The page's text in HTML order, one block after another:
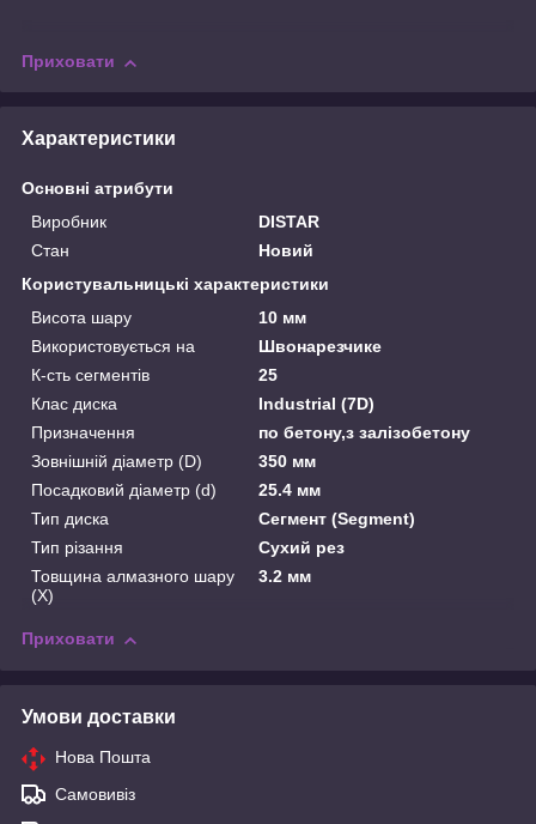
Приховати
Характеристики
Основні атрибути
Виробник
DISTAR
Стан
Новий
Користувальницькі характеристики
Висота шару
10 мм
Використовується на
Швонарезчике
К-сть сегментів
25
Клас диска
Industrial (7D)
Призначення
по бетону,з залізобетону
Зовнішній діаметр (D)
350 мм
Посадковий діаметр (d)
25.4 мм
Тип диска
Сегмент (Segment)
Тип різання
Сухий рез
Товщина алмазного шару
(X)
3.2 мм
Приховати
Умови доставки
Нова Пошта
Самовивіз